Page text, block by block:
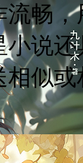
畅
说
似